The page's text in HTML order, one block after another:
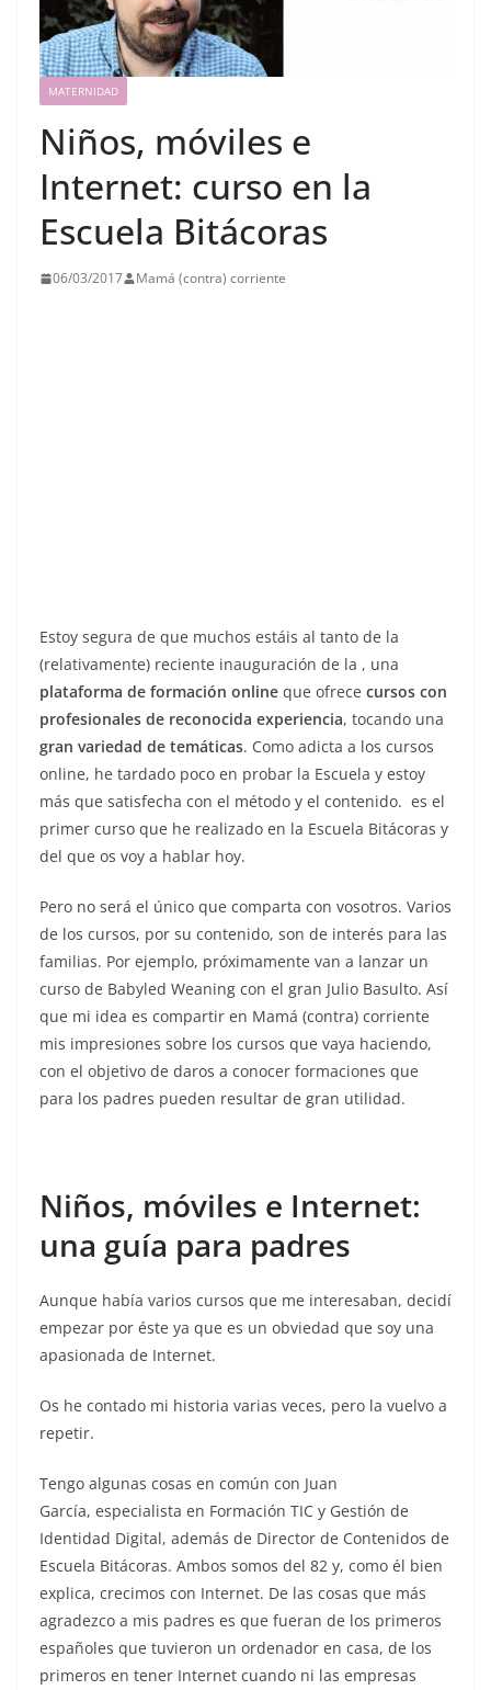
MATERNIDAD
Niños, móviles e
Internet: curso en la
Escuela Bitácoras
06/03/2017 Mamá (contra) corriente
Estoy segura de que muchos estáis al tanto de la
(relativamente) reciente inauguración de la , una
plataforma de formación online que ofrece cursos con
profesionales de reconocida experiencia, tocando una
gran variedad de temáticas. Como adicta a los cursos
online, he tardado poco en probar la Escuela y estoy
más que satisfecha con el método y el contenido. es el
primer curso que he realizado en la Escuela Bitácoras y
del que os voy a hablar hoy.
Pero no será el único que comparta con vosotros. Varios
de los cursos, por su contenido, son de interés para las
familias. Por ejemplo, próximamente van a lanzar un
curso de Babyled Weaning con el gran Julio Basulto. Así
que mi idea es compartir en Mamá (contra) corriente
mis impresiones sobre los cursos que vaya haciendo,
con el objetivo de daros a conocer formaciones que
para los padres pueden resultar de gran utilidad.
Niños, móviles e Internet:
una guía para padres
Aunque había varios cursos que me interesaban, decidí
empezar por éste ya que es un obviedad que soy una
apasionada de Internet.
Os he contado mi historia varias veces, pero la vuelvo a
repetir.
Tengo algunas cosas en común con Juan
García, especialista en Formación TIC y Gestión de
Identidad Digital, además de Director de Contenidos de
Escuela Bitácoras. Ambos somos del 82 y, como él bien
explica, crecimos con Internet. De las cosas que más
agradezco a mis padres es que fueran de los primeros
españoles que tuvieron un ordenador en casa, de los
primeros en tener Internet cuando ni las empresas